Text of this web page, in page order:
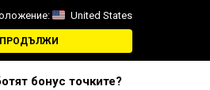
United States
ПРОДЪЛЖИ
бонус точките?